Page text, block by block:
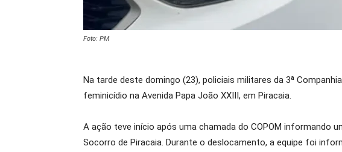
Foto: PM
Na tarde deste domingo (23), policiais militares da 3ª
feminicídio na Avenida Papa João XXIII, em Piracaia.
A ação teve início após uma chamada do COPOM informando
Socorro de Piracaia. Durante o deslocamento, a equipe foi